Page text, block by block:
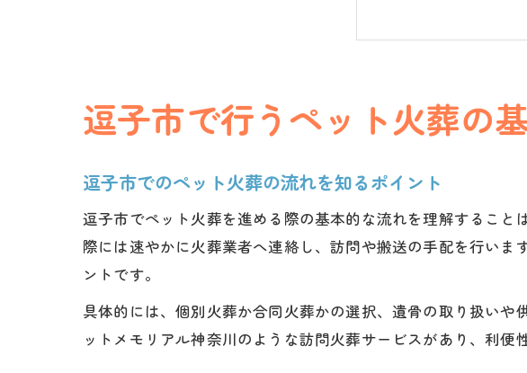
逗子市で安
迷わず進め
火葬の流れを知
安心のお別
お別れ前の
火葬前後の
逗子市でペ
火葬までに
逗子市で行うペット火葬の
逗子市でのペット火葬の流れを知るポイント
逗子市でペット火葬を進める際の基本的な流れを理解するこ
際には速やかに火葬業者へ連絡し、訪問や搬送の手配を行い
ントです。
具体的には、個別火葬か合同火葬かの選択、遺骨の取り扱い
ットメモリアル神奈川のような訪問火葬サービスがあり、利便